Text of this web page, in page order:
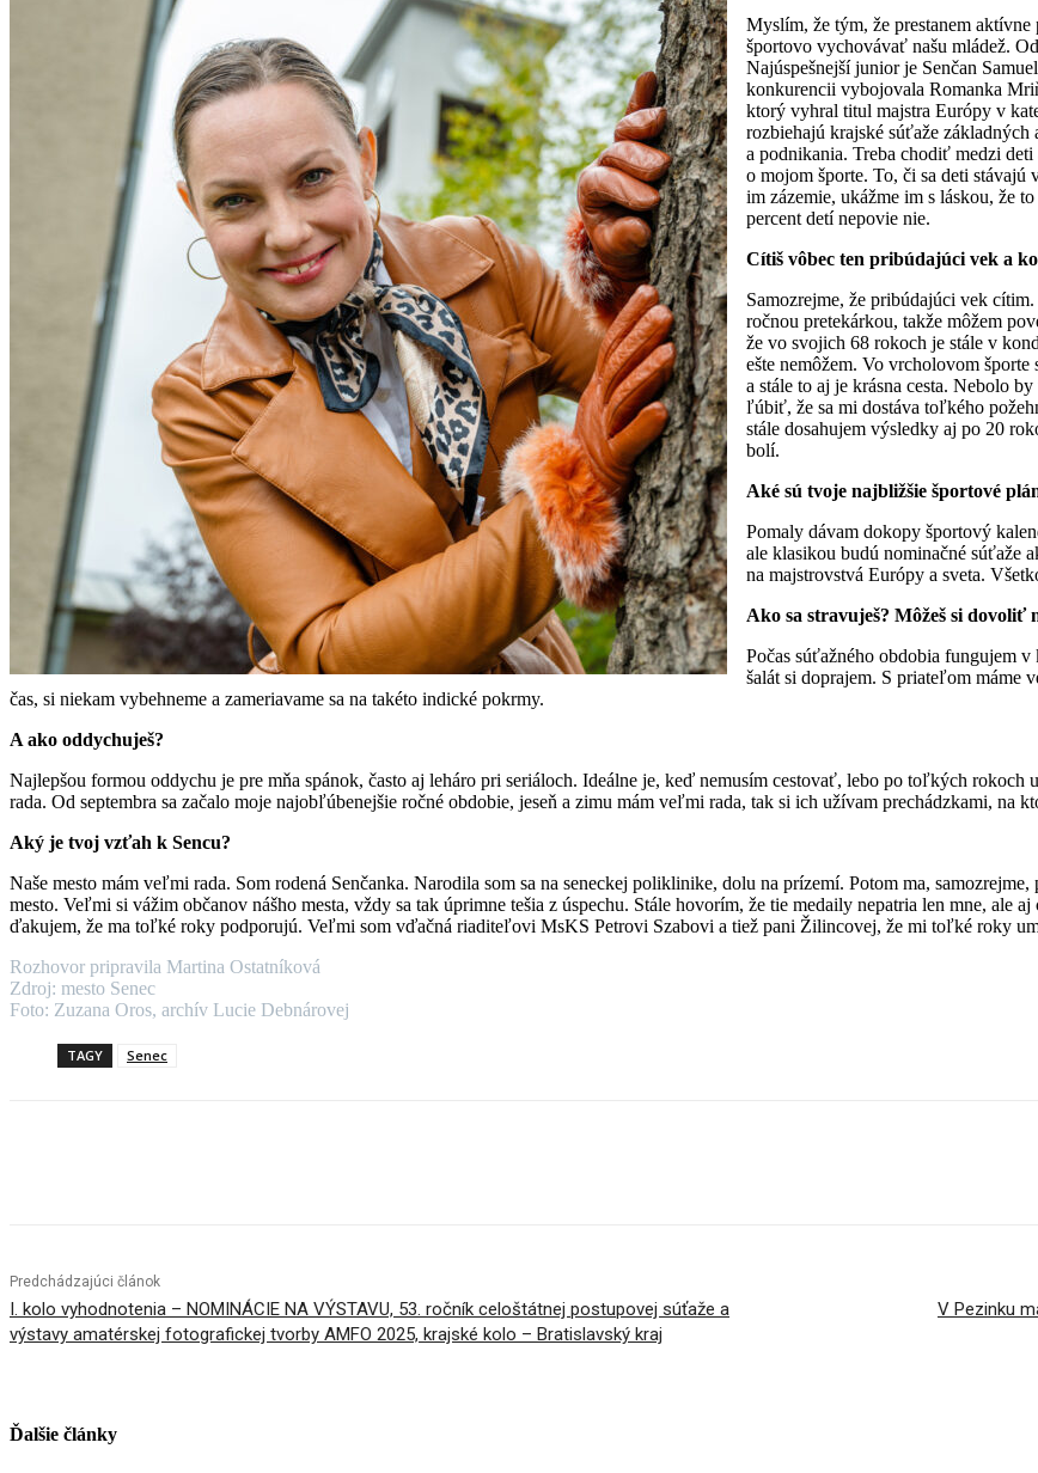
Myslím, že tým, že prestanem
športovo vychovávať našu mládež.
Najúspešnejší junior je Senčan
konkurencii vybojovala Romanka
ktorý vyhral titul majstra Európy v
rozbiehajú krajské súťaže základných
a podnikania. Treba chodiť medzi
o mojom športe. To, či sa deti stávajú
im zázemie, ukážme im s láskou, že
percent detí nepovie nie.
Cítiš vôbec ten pribúdajúci vek a
Samozrejme, že pribúdajúci vek
ročnou pretekárkou, takže môžem
že vo svojich 68 rokoch je stále v
ešte nemôžem. Vo vrcholovom
a stále to aj je krásna cesta. Nebolo
ľúbiť, že sa mi dostáva toľkého
stále dosahujem výsledky aj po 20
bolí.
Aké sú tvoje najbližšie športové
Pomaly dávam dokopy športový
ale klasikou budú nominačné súťaže
na majstrovstvá Európy a sveta.
Ako sa stravuješ? Môžeš si
Počas súťažného obdobia fungujem
šalát si doprajem. S priateľom
čas, si niekam vybehneme a zameriavame sa na takéto indické pokrmy.
A ako oddychuješ?
Najlepšou formou oddychu je pre mňa spánok, často aj leháro pri seriáloch. Ideálne je, keď nemusím cestovať, lebo po toľkých rokoch
rada. Od septembra sa začalo moje najob­ľúbenejšie ročné obdobie, jeseň a zimu mám veľmi rada, tak si ich užívam prechádzkami, na
Aký je tvoj vzťah k Sencu?
Naše mesto mám veľmi rada. Som rodená Senčanka. Narodila som sa na seneckej poliklinike, dolu na prízemí. Potom ma,
mesto. Veľmi si vážim občanov nášho mesta, vždy sa tak úprimne tešia z úspechu. Stále hovorím, že tie medaily nepatria len mne, ale
ďakujem, že ma toľké roky podporujú. Veľmi som vďačná riaditeľovi MsKS Petrovi Szabovi a tiež pani Žilincovej, že mi toľké roky
Rozhovor pripravila Martina Ostatníková
Zdroj: mesto Senec
Foto: Zuzana Oros, archív Lucie Debnárovej
TAGY Senec
Predchádzajúci článok
I. kolo vyhodnotenia – NOMINÁCIE NA VÝSTAVU, 53. ročník celoštátnej postupovej súťaže a
výstavy amatérskej fotografickej tvorby AMFO 2025, krajské kolo – Bratislavský kraj
V Pezinku
Ďalšie články